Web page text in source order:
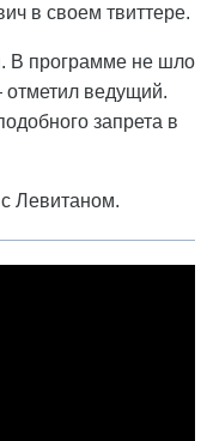
в своем твиттере.
В программе не шло
ведущий.
запрета в
Левитаном.